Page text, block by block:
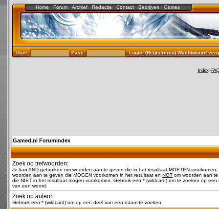
Home Forum Archief Redactie Contact Bedrijven Games
User: Pass: Login!(Registreren)Wachtwoord
Index-FAQ
Gamed.nl Forumindex
Zoek op trefwoorden:
Je kan AND gebruiken om woorden aan te geven die in het resultaat MOETEN voorkomen,
woorden aan te geven die MOGEN voorkomen in het resultaat en NOT om woorden aan
die NIET in het resultaat mogen voorkomen. Gebruik een * (wildcard) om te zoeken op een
van een woord.
Zoek op auteur:
Gebruik een * (wildcard) om op een deel van een naam te zoeken